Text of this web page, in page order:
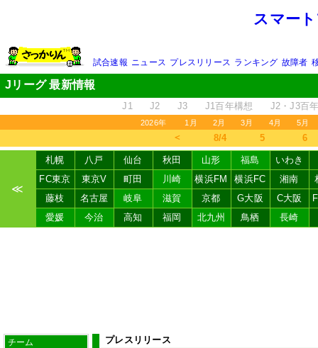
スマー
試合速報 ニュース プレスリリース ランキング 故障者
Jリーグ 最新情報
J1 J2 J3 J1百年構想 J2・J3百
2026年 1月 2月 3月 4月 5月
＜ 8/4 5 6
≪
札幌 八戸 仙台 秋田 山形 福島
いわき
FC東京
東京V 町田 川崎 横浜FM 横浜FC 湘南
藤枝
名古屋 岐阜 滋賀 京都 G大阪 C大阪
愛媛
今治 高知 福岡 北九州 鳥栖 長崎
チーム プレスリリース